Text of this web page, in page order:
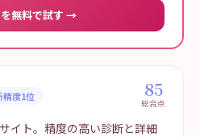
無料で試す →
精度1位 85
総合点
イト。精度の高い診断と詳細